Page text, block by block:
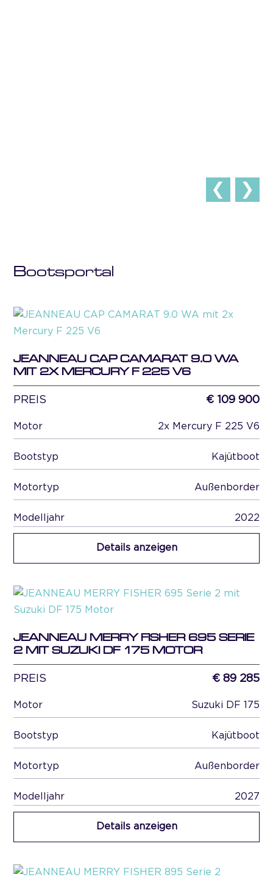
❮ ❯
Bootsportal
JEANNEAU CAP CAMARAT 9.0 WA
MIT 2X MERCURY F 225 V6
PREIS € 109 900
Motor 2x Mercury F 225 V6
Bootstyp Kajütboot
Motortyp Außenborder
Modelljahr 2022
Details anzeigen
JEANNEAU MERRY FISHER 695 SERIE
2 MIT SUZUKI DF 175 MOTOR
PREIS € 89 285
Motor Suzuki DF 175
Bootstyp Kajütboot
Motortyp Außenborder
Modelljahr 2027
Details anzeigen